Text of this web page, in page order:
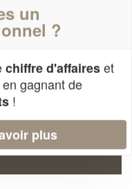
Fontaines
un
?
chiffre d'affaireset
gagnant de
!
plus